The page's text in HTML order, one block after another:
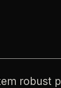
robust